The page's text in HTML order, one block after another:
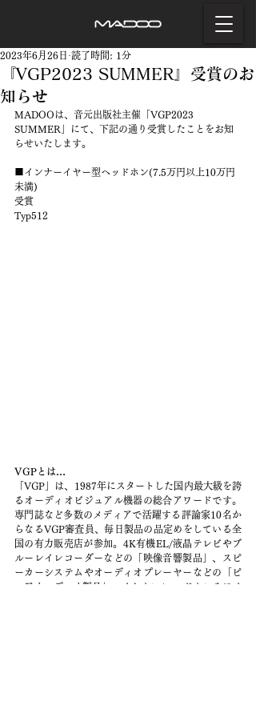
『VGP2023 SUMMER』受賞のお
知らせ
2023年6月26日 読了時間: 1分
MADOOは、音元出版社主催「VGP2023
SUMMER」にて、下記の通り受賞したことをお知
らせいたします。
■インナーイヤー型ヘッドホン(7.5万円以上10万円
未満)
受賞
Typ512
VGPとは…
「VGP」は、1987年にスタートした国内最大級を誇
るオーディオビジュアル機器の総合アワードです。
専門誌など多数のメディアで活躍する評論家10名か
らなるVGP審査員、毎日製品の品定めをしている全
国の有力販売店が参加。4K有機EL/液晶テレビやブ
ルーレイレコーダーなどの「映像音響製品」、スピ
ーカーシステムやオーディオプレーヤーなどの「ピ
ュアオーディオ製品」、イヤホン/ヘッドホンやワイ